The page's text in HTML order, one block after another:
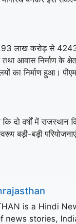
लाख करोड़ से
आवास निर्माण के
का निर्माण हुआ।
कि दो वर्षों में
बड़ी-बड़ी
is a Hindi
news stories,